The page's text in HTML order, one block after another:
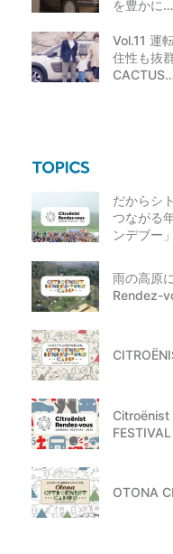
を豊かに…
Vol.11 運
住性も抜
CACTUS…
だからシ
つながる
ンデブー
雨の高原
Rendez-
Citroënist
FESTIVAL
OTONA